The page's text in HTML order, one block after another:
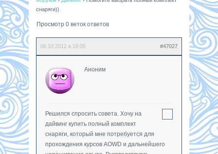
снаряги))
Просмотр 0 веток ответов
06.10.2012 в 18:05 #47027
Аноним
Решился спросить совета. Хочу на
дайвинг купить полный комплект
снаряги, который мне потребуется для
прохождения курсов AOWD и дальнейшего